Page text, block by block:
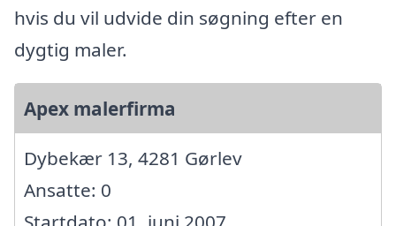
hvis du vil udvide din søgning efter en
dygtig maler.
Apex malerfirma
Dybekær 13, 4281 Gørlev
Ansatte: 0